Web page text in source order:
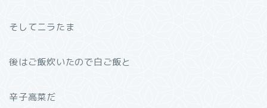
そしてニラたま
後はご飯炊いたので白ご飯と
辛子高菜だ